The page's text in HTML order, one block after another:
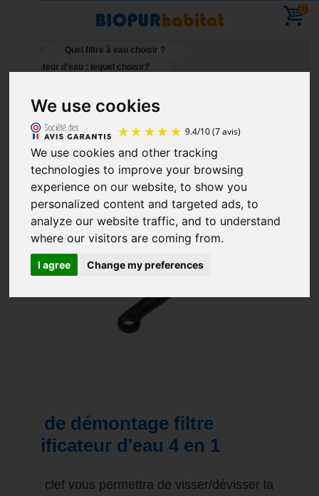
We use cookies
We use cookies and other tracking
technologies to improve your browsing
experience on our website, to show you
personalized content and targeted ads, to
analyze our website traffic, and to understand
where our visitors are coming from.
I agree Change my preferences
0
Quel filtre à eau choisir ?
Purificateur d'eau : lequel choisir?
Vacances - Vous pouvez commander - reprise des
livraisons le 11 Aout
Clé de démontage filtre
purificateur d'eau 4 en 1
Cette clef vous permettra de visser/dévisser la